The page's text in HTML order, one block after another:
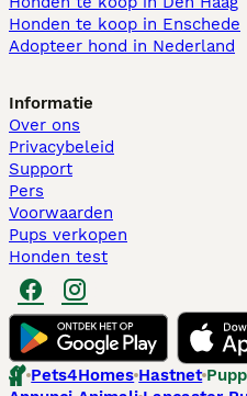
Honden te koop in Enschede
Adopteer hond in Nederland
Informatie
Over ons
Privacybeleid
Support
Pers
Voorwaarden
Pups verkopen
Honden test
Pets4Homes Hastnet